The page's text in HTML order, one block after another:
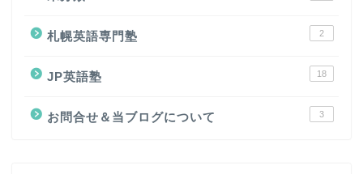
札幌英語専門塾 2
JP英語塾 18
お問合せ＆当ブログについて 3